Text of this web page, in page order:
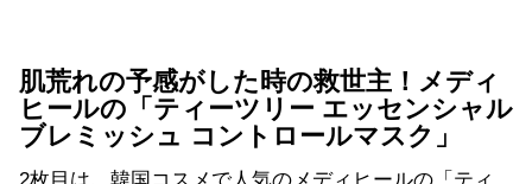
肌荒れの予感がした時の救世主！メディ
ヒールの「ティーツリー エッセンシャル
ブレミッシュ コントロールマスク」